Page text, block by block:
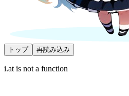
トップ 再読み込み
i.at is not a function